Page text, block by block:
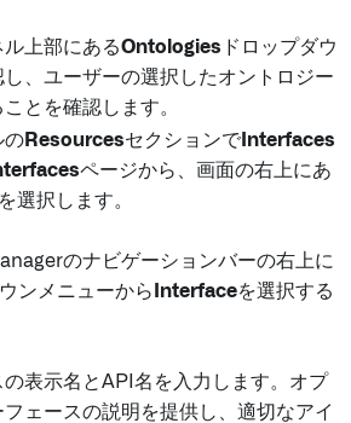
上部にあるOntologies ドロップダウ
、ユーザーの選択したオントロジー
とを確認します。
のResourcesセクションで Interfaces
ページから、画面の右上にあ
を選択します。
のナビゲーションバーの右上に
ンメニューから Interfaceを選択する
表示名とAPI名を入力します。オプ
ェースの説明を提供し、適切なアイ